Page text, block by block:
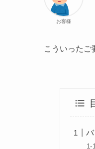
お客様
こういったご